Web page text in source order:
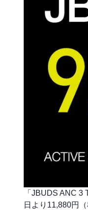
「JBUDS ANC
日より11,880円